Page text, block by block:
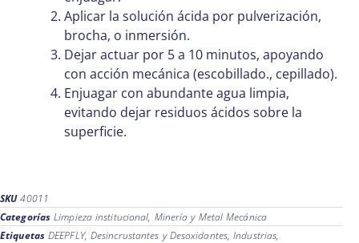
Aplicar la solución ácida por pulverización,
brocha, o inmersión.
Dejar actuar por 5 a 10 minutos, apoyando
con acción mecánica (escobillado., cepillado).
Enjuagar con abundante agua limpia,
evitando dejar residuos ácidos sobre la
superficie.
SKU40011
Categorías Limpieza institucional, Minería y Metal Mecánica
Etiquetas DEEPFLY, Desincrustantes y Desoxidantes,Industrias,